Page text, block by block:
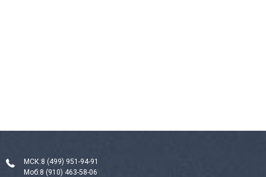
МСК:8 (499) 951-94-91
Моб:8 (910) 463-58-06